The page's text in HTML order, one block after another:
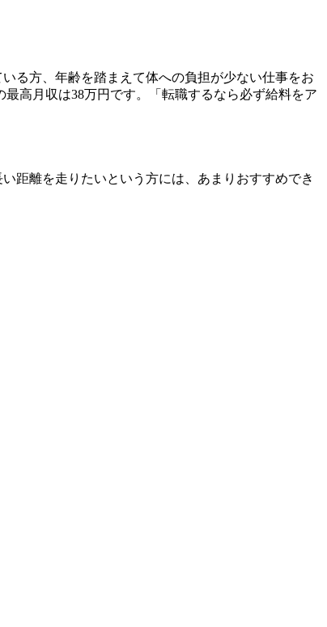
る方、年齢を踏まえて体への負担が少ない仕事をお
高月収は38万円です。「転職するなら必ず給料をア
距離を走りたいという方には、あまりおすすめでき